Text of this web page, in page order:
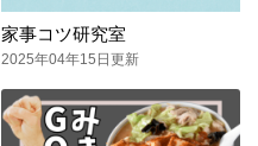
家事コツ研究室
2025年04年15日更新